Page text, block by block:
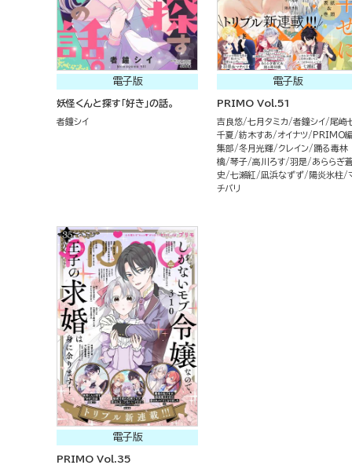
電子版
妖怪くんと探す「好き」の話。
者鐘シイ
電子版
PRIMO Vol.51
吉良悠 七月タミカ 者鐘シイ
尾崎
千夏
紡木すあ オイナツ
PRIMO
集部
冬月光輝 クレイン
踊る毒林
檎 琴子 高川ろす 羽是
あららぎ
史
七瀬紅 凪浜なずず 陽炎氷柱
チバリ
電子版
PRIMO Vol.35